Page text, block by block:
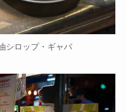
シロップ・ギャバ